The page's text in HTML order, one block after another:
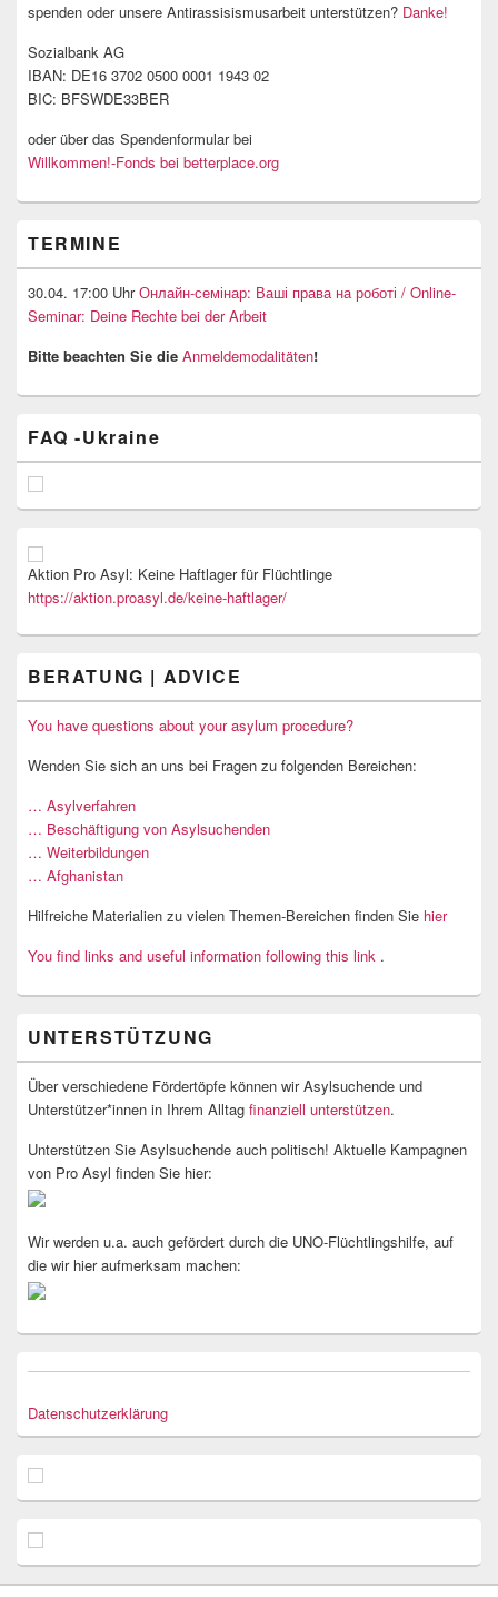
spenden oder unsere Antirassisismusarbeit unterstützen? Danke!
Sozialbank AG
IBAN: DE16 3702 0500 0001 1943 02
BIC: BFSWDE33BER
oder über das Spendenformular bei
Willkommen!-Fonds bei betterplace.org
TERMINE
30.04. 17:00 UhrОнлайн-семінар: Ваші права на роботі / Online-
Seminar: Deine Rechte bei der Arbeit
Bitte beachten Sie die Anmeldemodalitäten!
FAQ -Ukraine
Aktion Pro Asyl: Keine Haftlager für Flüchtlinge
https://aktion.proasyl.de/keine-haftlager/
BERATUNG | ADVICE
You have questions about your asylum procedure?
Wenden Sie sich an uns bei Fragen zu folgenden Bereichen:
… Asylverfahren
… Beschäftigung von Asylsuchenden
… Weiterbildungen
… Afghanistan
Hilfreiche Materialien zu vielen Themen-Bereichen finden Sie hier
You find links and useful information following this link .
UNTERSTÜTZUNG
Über verschiedene Fördertöpfe können wir Asylsuchende und
Unterstützer*innen in Ihrem Alltag finanziell unterstützen.
Unterstützen Sie Asylsuchende auch politisch! Aktuelle Kampagnen
von Pro Asyl finden Sie hier:
Wir werden u.a. auch gefördert durch die UNO-Flüchtlingshilfe, auf
die wir hier aufmerksam machen:
Datenschutzerklärung